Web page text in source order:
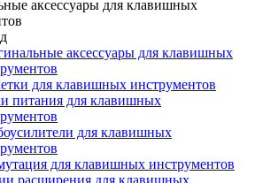
аксессуары для клавишных
аксессуары для клавишных
для клавишных инструментов
питания для клавишных
для клавишных
для клавишных инструментов
расширения для клавишных